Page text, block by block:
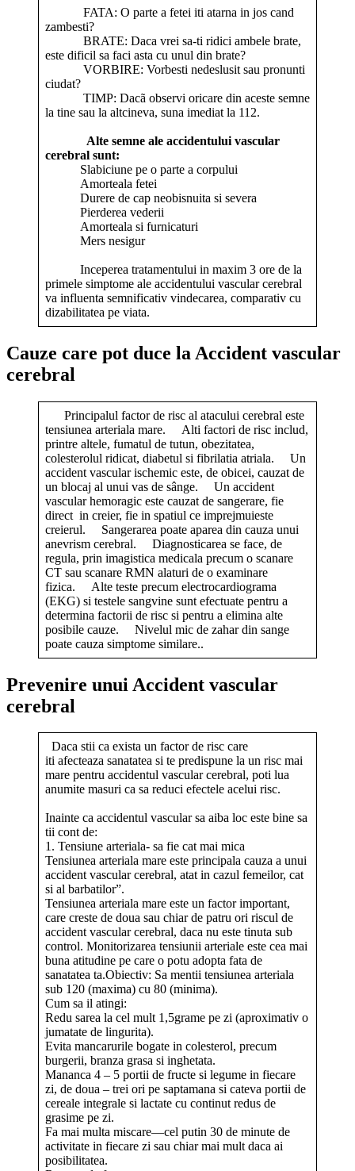
FATA: O parte a fetei iti atarna in jos cand
zambesti?
BRATE: Daca vrei sa-ti ridici ambele brate,
este dificil sa faci asta cu unul din brate?
VORBIRE: Vorbesti nedeslusit sau pronunti
ciudat?
TIMP: Dacã observi oricare din aceste semne
la tine sau la altcineva, suna imediat la 112.
Alte semne ale accidentului vascular
cerebral sunt:
Slabiciune pe o parte a corpului
Amorteala fetei
Durere de cap neobisnuita si severa
Pierderea vederii
Amorteala si furnicaturi
Mers nesigur
Inceperea tratamentului in maxim 3 ore de la
primele simptome ale accidentului vascular cerebral
va influenta semnificativ vindecarea, comparativ cu
dizabilitatea pe viata.
Cauze care pot duce la Accident vascular
cerebral
Principalul factor de risc al atacului cerebral este
tensiunea arteriala mare. Alti factori de risc includ,
printre altele, fumatul de tutun, obezitatea,
colesterolul ridicat, diabetul si fibrilatia atriala. Un
accident vascular ischemic este, de obicei, cauzat de
un blocaj al unui vas de sânge. Un accident
vascular hemoragic este cauzat de sangerare, fie
direct in creier, fie in spatiul ce imprejmuieste
creierul. Sangerarea poate aparea din cauza unui
anevrism cerebral. Diagnosticarea se face, de
regula, prin imagistica medicala precum o scanare
CT sau scanare RMN alaturi de o examinare
fizica. Alte teste precum electrocardiograma
(EKG) si testele sangvine sunt efectuate pentru a
determina factorii de risc si pentru a elimina alte
posibile cauze. Nivelul mic de zahar din sange
poate cauza simptome similare..
Prevenire unui Accident vascular
cerebral
Daca stii ca exista un factor de risc care
iti afecteaza sanatatea si te predispune la un risc mai
mare pentru accidentul vascular cerebral, poti lua
anumite masuri ca sa reduci efectele acelui risc.
Inainte ca accidentul vascular sa aiba loc este bine sa
tii cont de:
1. Tensiune arteriala- sa fie cat mai mica
Tensiunea arteriala mare este principala cauza a unui
accident vascular cerebral, atat in cazul femeilor, cat
si al barbatilor”.
Tensiunea arteriala mare este un factor important,
care creste de doua sau chiar de patru ori riscul de
accident vascular cerebral, daca nu este tinuta sub
control. Monitorizarea tensiunii arteriale este cea mai
buna atitudine pe care o potu adopta fata de
sanatatea ta.Obiectiv: Sa mentii tensiunea arteriala
sub 120 (maxima) cu 80 (minima).
Cum sa il atingi:
Redu sarea la cel mult 1,5grame pe zi (aproximativ o
jumatate de lingurita).
Evita mancarurile bogate in colesterol, precum
burgerii, branza grasa si inghetata.
Mananca 4 – 5 portii de fructe si legume in fiecare
zi, de doua – trei ori pe saptamana si cateva portii de
cereale integrale si lactate cu continut redus de
grasime pe zi.
Fa mai multa miscare—cel putin 30 de minute de
activitate in fiecare zi sau chiar mai mult daca ai
posibilitatea.